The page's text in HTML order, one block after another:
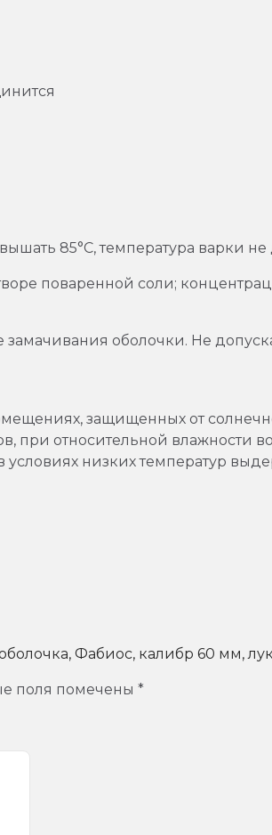
85°С, температура варки
поваренной соли;
оболочки. Не
защищенных от
при относительной влажности
низких температур
Фабиос, калибр 60 мм,
поля помечены *